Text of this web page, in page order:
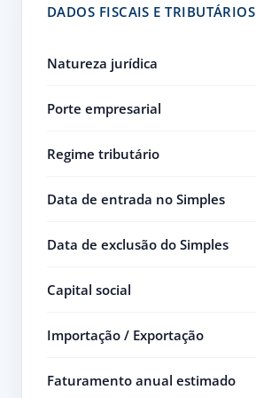
DADOS FISCAIS E
Natureza jurídica
Porte empresarial
Regime tributário
Data de entrada no Simples
Data de exclusão do Simples
Capital social
Importação / Exportação
Faturamento anual estimado